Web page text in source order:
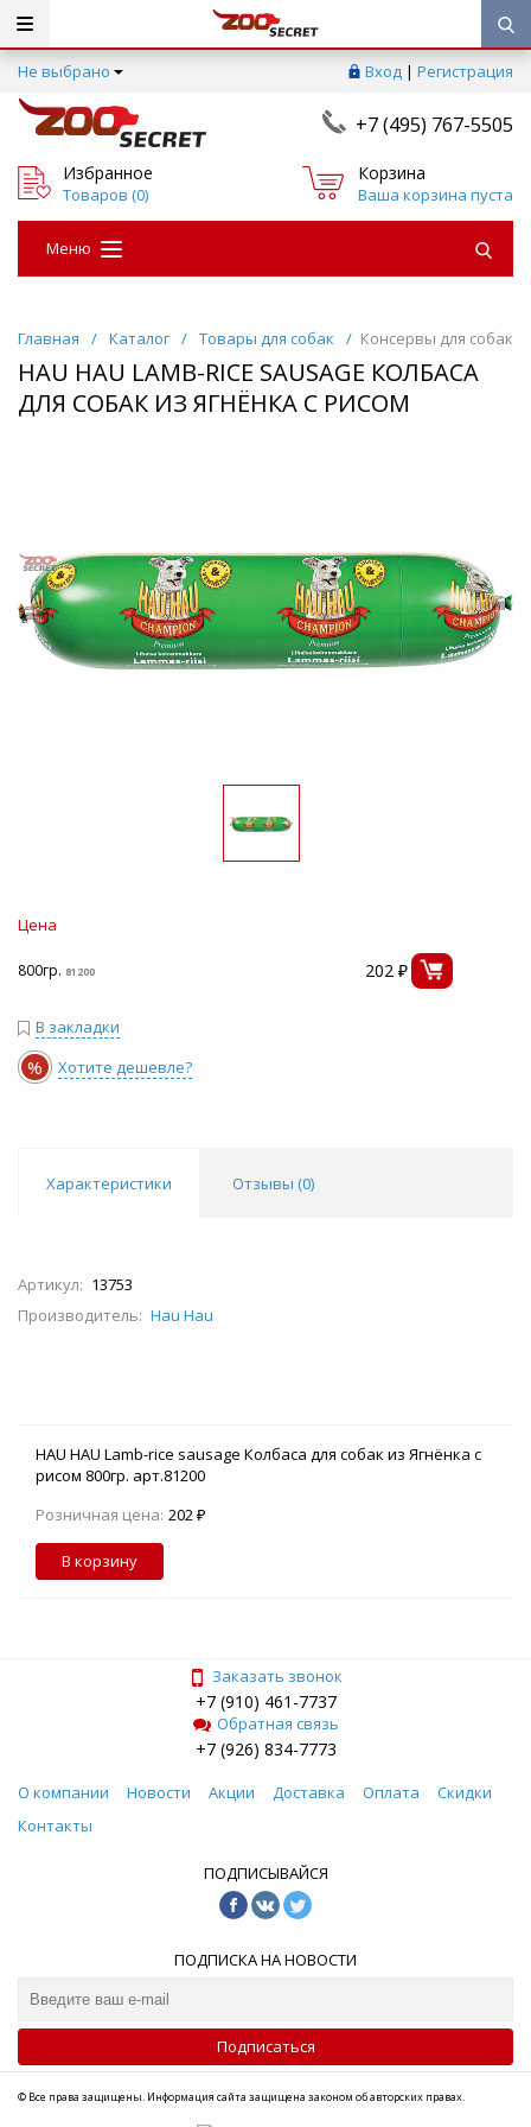
Не выбрано Вход | Регистрация
+7 (495) 767-5505
Избранное
Товаров (0)
Корзина
Ваша корзина пуста
Меню
Главная / Каталог / Товары для собак / Консервы для собак
HAU HAU LAMB-RICE SAUSAGE КОЛБАСА
ДЛЯ СОБАК ИЗ ЯГНЁНКА С РИСОМ
Цена
800гр. 81200 202 ₽
В закладки
% Хотите дешевле?
Характеристики Отзывы (0)
Артикул: 13753
Производитель: Hau Hau
HAU HAU Lamb-rice sausage Колбаса для собак из Ягнёнка с
рисом 800гр. арт.81200
Розничная цена: 202 ₽
В корзину
Заказать звонок
+7 (910) 461-7737
Обратная связь
+7 (926) 834-7773
О компании Новости Акции Доставка Оплата
Скидки
Контакты
ПОДПИСЫВАЙСЯ
ПОДПИСКА НА НОВОСТИ
Подписаться
© Все права защищены. Информация сайта защищена законом об авторских правах.